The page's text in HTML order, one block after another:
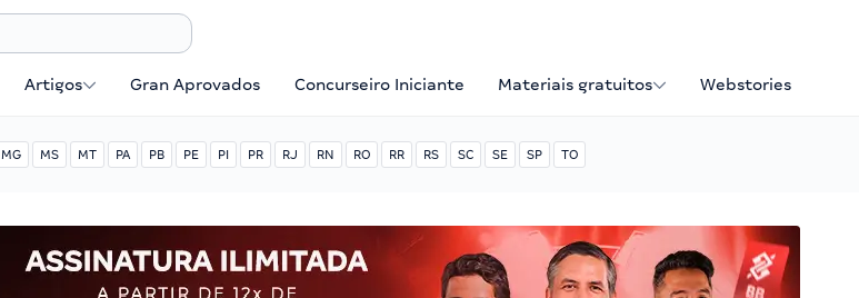
Artigos Gran Aprovados Concurseiro Iniciante Materiais gratuitos Webstories
MG MS MT PA PB PE PI PR RJ RN RO RR RS SC SE SP TO